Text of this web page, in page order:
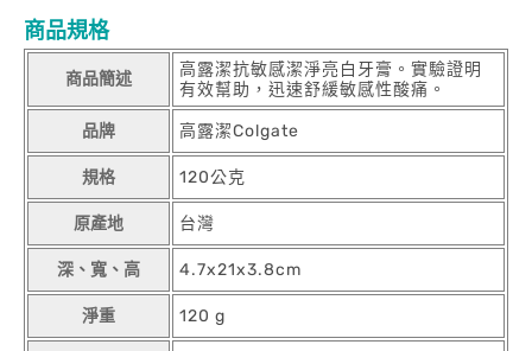
商品規格
商品簡述
高露潔抗敏感潔淨亮白牙膏。實驗證明
有效幫助，迅速舒緩敏感性酸痛。
品牌 高露潔Colgate
規格 120公克
原產地 台灣
深、寬、高 4.7x21x3.8cm
淨重 120 g